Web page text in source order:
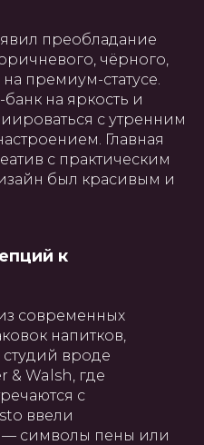
преобладание
чёрного,
премиум-статусе.
на яркость и
с утренним
Главная
с практическим
был красивым и
к
современных
напитков,
вроде
& Walsh, где
с
ввели
— символы пены или